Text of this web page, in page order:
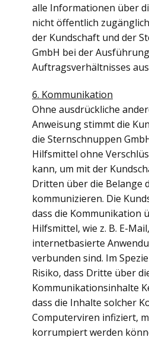
alle Informationen über
nicht öffentlich
der Kundschaft und der
GmbH bei der
Auftragsverhältnisses
6. Kommunikation
Ohne ausdrückliche
Anweisung stimmt die
die Sternschnuppen
Hilfsmittel ohne
kann, um mit der
Dritten über die Belange
kommunizieren. Die
dass die Kommunikation
Hilfsmittel, wie z. B. E-
internetbasierte
verbunden sind. Im
Risiko, dass Dritte über
Kommunikationsinhalte
dass die Inhalte solcher
Computerviren infiziert,
korrumpiert werden